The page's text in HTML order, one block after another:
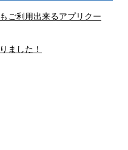
ご利用出来るアプリクー
ました！